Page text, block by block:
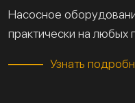
Насосное
практически на любых
Узнать